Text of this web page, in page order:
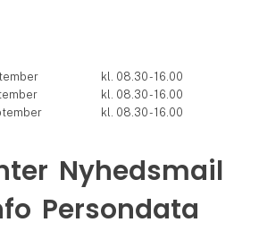
kl. 08.30 - 16.00
kl. 08.30 - 16.00
kl. 08.30 - 16.00
Nyhedsmail
Persondata